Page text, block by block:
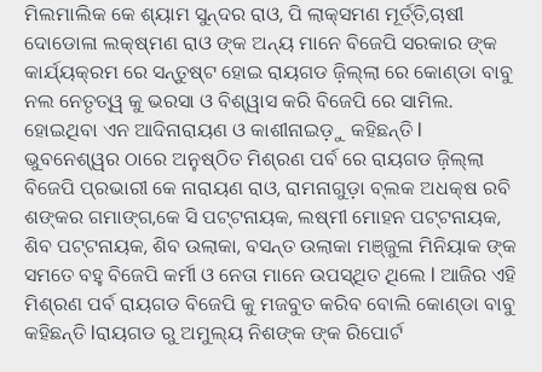
ମିଲମାଲିକ କେ ଶ୍ୟାମ ସୁନ୍ଦର ରାଓ, ପି ଲାକ୍ସମଣ ମୂର୍ତ୍ତି,ଚାଷୀ
ଦୋଡୋଳା ଲକ୍ଷ୍ମଣ ରାଓ ଙ୍କ ଅନ୍ୟ ମାନେ ବିଜେପି ସରକାର ଙ୍କ
କାର୍ଯ୍ୟକ୍ରମ ରେ ସନ୍ତୁଷ୍ଟ ହୋଇ ରାୟଗଡ ଜ଼ିଲ୍ଲା ରେ କୋଣ୍ଡା ବାବୁ
ନଲ ନେତୃତ୍ୱ କୁ ଭରସା ଓ ବିଶ୍ୱାସ କରି ବିଜେପି ରେ ସାମିଲ.
ହୋଇଥିବା ଏନ ଆଦିନାରାୟଣ ଓ କାଶୀନାଇଡ଼ୁ କହିଛନ୍ତି l
ଭୁବନେଶ୍ୱର ଠାରେ ଅନୁଷ୍ଠିତ ମିଶ୍ରଣ ପର୍ବ ରେ ରାୟଗଡ ଜ଼ିଲ୍ଲା
ବିଜେପି ପ୍ରଭାରୀ କେ ନାରାୟଣ ରାଓ, ରାମନାଗୁଡ଼ା ବ୍ଲକ ଅଧକ୍ଷ ରବି
ଶଙ୍କର ଗମାଙ୍ଗ,କେ ସି ପଟ୍ଟନାୟକ, ଲଷ୍ମୀ ମୋହନ ପଟ୍ଟନାୟକ,
ଶିବ ପଟ୍ଟନାୟକ, ଶିବ ଉଲାକା, ବସନ୍ତ ଉଲାକା ମଞ୍ଜୁଳା ମିନିୟାକ ଙ୍କ
ସମତେ ବହୁ ବିଜେପି କର୍ମୀ ଓ ନେତା ମାନେ ଉପସ୍ଥିତ ଥିଲେ l ଆଜିର ଏହି
ମିଶ୍ରଣ ପର୍ବ ରାୟଗଡ ବିଜେପି କୁ ମଜବୁତ କରିବ ବୋଲି କୋଣ୍ଡା ବାବୁ
କହିଛନ୍ତି lରାୟଗଡ ରୁ ଅମୁଲ୍ୟ ନିଶଙ୍କ ଙ୍କ ରିପୋର୍ଟ